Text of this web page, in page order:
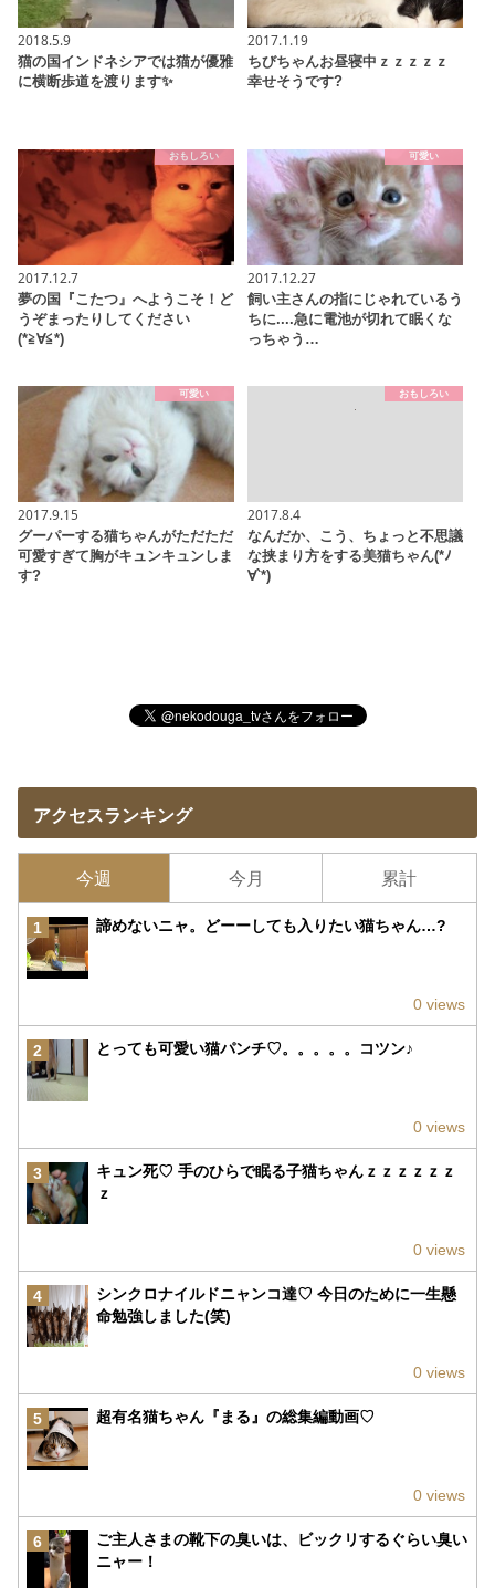
2018.5.9
猫の国インドネシアでは猫が優雅
に横断歩道を渡ります✨
2017.1.19
ちびちゃんお昼寝中ｚｚｚｚｚ
幸せそうです?
おもしろい
2017.12.7
夢の国『こたつ』へようこそ！ど
うぞまったりしてください
(*≧∀≦*)
可愛い
2017.12.27
飼い主さんの指にじゃれているう
ちに....急に電池が切れて眠くな
っちゃう…
可愛い
2017.9.15
グーパーする猫ちゃんがただただ
可愛すぎて胸がキュンキュンしま
す?
おもしろい
2017.8.4
なんだか、こう、ちょっと不思議
な挟まり方をする美猫ちゃん(*ﾉ
∀`*)
アクセスランキング
今週 今月 累計
1 諦めないニャ。どーーしても入りたい猫ちゃん…?
0 views
2 とっても可愛い猫パンチ♡。。。。。コツン♪
0 views
3
キュン死♡ 手のひらで眠る子猫ちゃんｚｚｚｚｚｚ
ｚ
0 views
4
シンクロナイルドニャンコ達♡ 今日のために一生懸
命勉強しました(笑)
0 views
5 超有名猫ちゃん『まる』の総集編動画♡
0 views
6
ご主人さまの靴下の臭いは、ビックリするぐらい臭い
ニャー！